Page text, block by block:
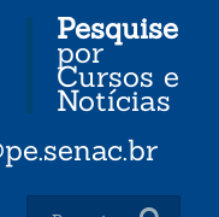
Pesquise
por
Cursos e
Notícias